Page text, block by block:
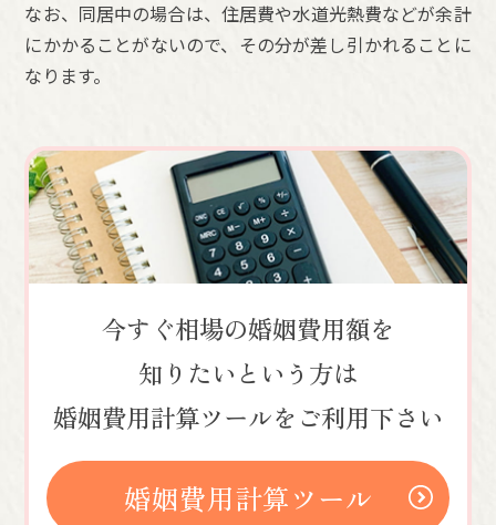
なお、同居中の場合は、住居費や水道光熱費などが余計
にかかることがないので、その分が差し引かれることに
なります。
今すぐ相場の婚姻費用額を
知りたいという方は
婚姻費用計算ツールをご利用下さい
婚姻費用計算ツール